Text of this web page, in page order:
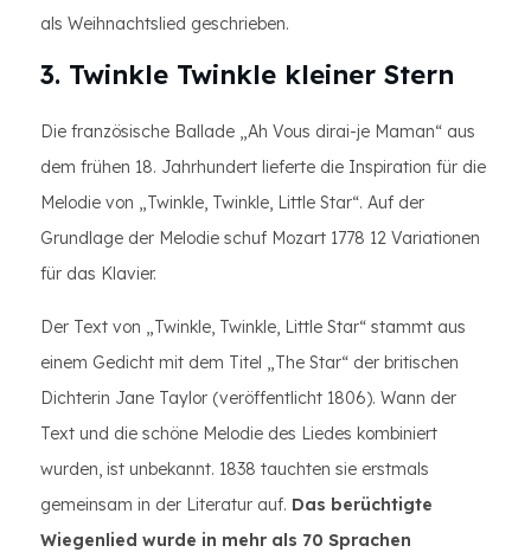
als Weihnachtslied geschrieben.
3. Twinkle Twinkle kleiner Stern
Die französische Ballade „Ah Vous dirai-je Maman“ aus
dem frühen 18. Jahrhundert lieferte die Inspiration für die
Melodie von „Twinkle, Twinkle, Little Star“. Auf der
Grundlage der Melodie schuf Mozart 1778 12 Variationen
für das Klavier.
Der Text von „Twinkle, Twinkle, Little Star“ stammt aus
einem Gedicht mit dem Titel „The Star“ der britischen
Dichterin Jane Taylor (veröffentlicht 1806). Wann der
Text und die schöne Melodie des Liedes kombiniert
wurden, ist unbekannt. 1838 tauchten sie erstmals
gemeinsam in der Literatur auf. Das berüchtigte
Wiegenlied wurde in mehr als 70 Sprachen